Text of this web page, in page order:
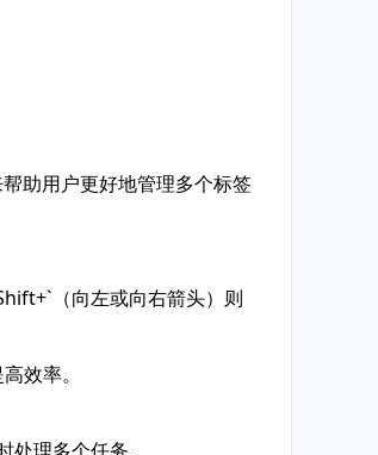
助用户更好地管理多个标签
（向左或向右箭头）则
效率。